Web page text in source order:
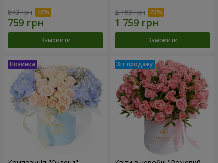
843 грн
Замовити
2 199 грн
Замовити